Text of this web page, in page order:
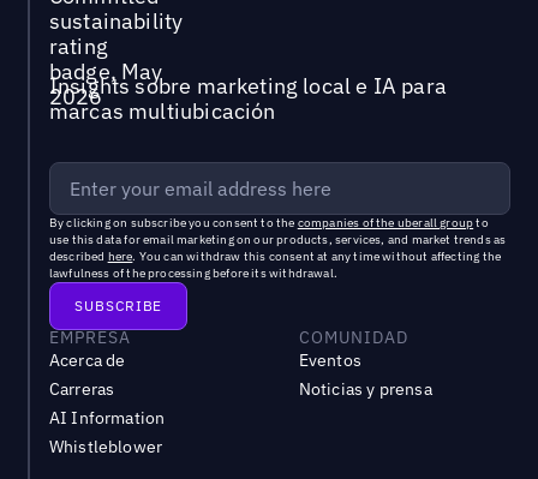
Insights sobre marketing local e IA para
marcas multiubicación
By clicking on subscribe you consent to the companies of the uberall groupto
use this data for email marketing on our products, services, and market trends as
described here. You can withdraw this consent at any time without affecting the
lawfulness of the processing before its withdrawal.
EMPRESA
Acerca de
Carreras
AI Information
Whistleblower
COMUNIDAD
Eventos
Noticias y prensa